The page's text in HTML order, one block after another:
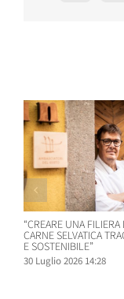
“CREARE UNA FILIERA
CARNE SELVATICA
E SOSTENIBILE”
30 Luglio 2026 14:28